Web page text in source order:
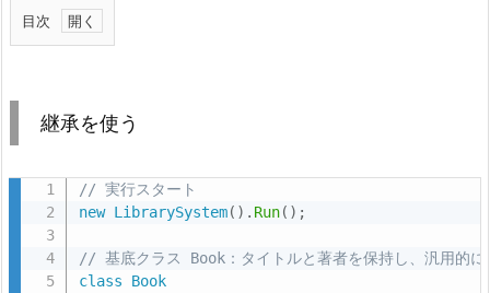
目次
1.
を
う
イ
ン
継承を使う
// 実行スタート
new LibrarySystem( ) . Run( ) ;
// 基底クラス Book：タイトルと著者を保持し、汎用的に
class
Book